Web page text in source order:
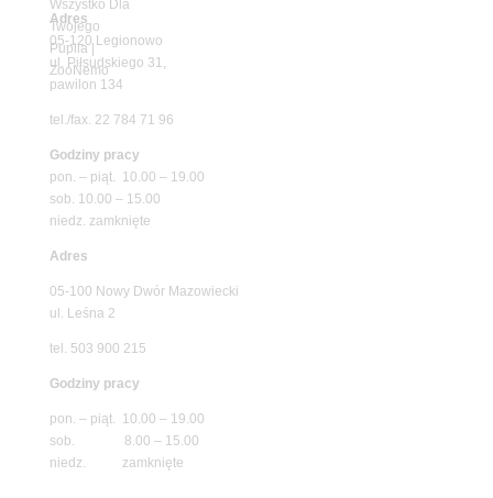
Adres
05-120 Legionowo
ul. Piłsudskiego 31,
pawilon 134
tel./fax. 22 784 71 96
Godziny pracy
pon. – piąt. 10.00 – 19.00
sob. 10.00 – 15.00
niedz. zamknięte
Adres
05-100 Nowy Dwór Mazowiecki
ul. Leśna 2
tel. 503 900 215
Godziny pracy
pon. – piąt. 10.00 – 19.00
sob. 8.00 – 15.00
niedz. zamknięte